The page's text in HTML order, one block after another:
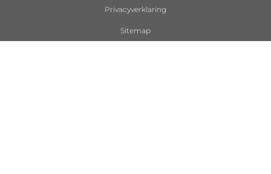
Privacyverklaring
Sitemap